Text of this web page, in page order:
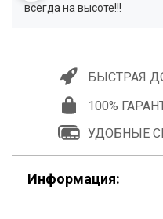
всегда на высоте!!!
БЫСТРАЯ
100%
УДОБНЫЕ
Информация: